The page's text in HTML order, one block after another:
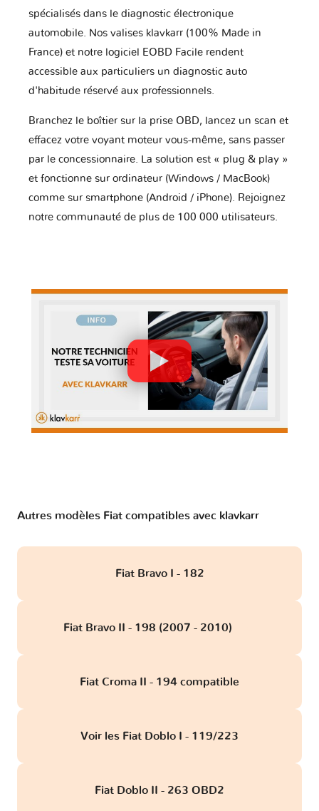
spécialisés dans le diagnostic électronique
automobile. Nos valises klavkarr (100% Made in
France) et notre logiciel EOBD Facile rendent
accessible aux particuliers un diagnostic auto
d'habitude réservé aux professionnels.
Branchez le boîtier sur la prise OBD, lancez un scan et
effacez votre voyant moteur vous-même, sans passer
par le concessionnaire. La solution est « plug & play »
et fonctionne sur ordinateur (Windows / MacBook)
comme sur smartphone (Android / iPhone). Rejoignez
notre communauté de plus de 100 000 utilisateurs.
Autres modèles Fiat compatibles avec klavkarr
Fiat Bravo I - 182
Fiat Bravo II - 198 (2007 - 2010)
Fiat Croma II - 194 compatible
Voir les Fiat Doblo I - 119/223
Fiat Doblo II - 263 OBD2